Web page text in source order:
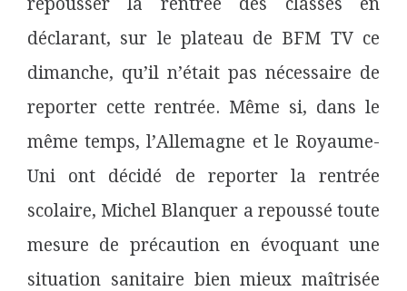
déclarant, sur le plateau de BFM TV ce
dimanche, qu’il n’était pas nécessaire de
reporter cette rentrée. Même si, dans le
même temps, l’Allemagne et le Royaume-
Uni ont décidé de reporter la rentrée
scolaire, Michel Blanquer a repoussé toute
mesure de précaution en évoquant une
situation sanitaire bien mieux maîtrisée